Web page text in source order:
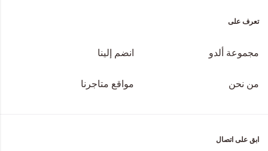
تعرف على
مجموعة ألدو انضم إلينا
من نحن مواقع متاجرنا
ابق على اتصال